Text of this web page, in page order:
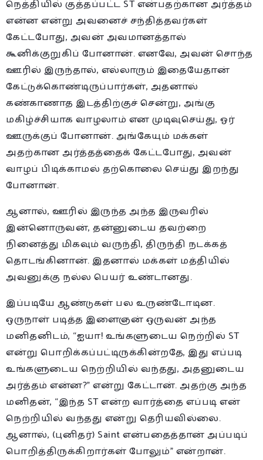
நெத்தியில் குத்தப்பட்ட ST என்பதற்கான அர்த்தம்
என்ன என்று அவனைச் சந்தித்தவர்கள்
கேட்டபோது, அவன் அவமானத்தால்
கூனிக்குறுகிப் போனான். எனவே, அவன் சொந்த
ஊரில் இருந்தால், எல்லாரும் இதையேதான்
கேட்டுக்கொண்டிருப்பார்கள், அதனால்
கண்காணாத இடத்திற்குச் சென்று, அங்கு
மகிழ்ச்சியாக வாழலாம் என முடிவுசெய்து, ஓர்
ஊருக்குப் போனான். அங்கேயும் மக்கள்
அதற்கான அர்த்தத்தைக் கேட்டபோது, அவன்
வாழப் பிடிக்காமல் தற்கொலை செய்து இறந்து
போனான்.
ஆனால், ஊரில் இருந்த அந்த இருவரில்
இன்னொருவன், தன்னுடைய தவற்றை
நினைத்து மிகவும் வருந்தி, திருந்தி நடக்கத்
தொடங்கினான். இதனால் மக்கள் மத்தியில்
அவனுக்கு நல்ல பெயர் உண்டானது.
இப்படியே ஆண்டுகள் பல உருண்டோடின.
ஒருநாள் படித்த இளைஞன் ஒருவன் அந்த
மனிதனிடம், “ஐயா! உங்களுடைய நெற்றில் ST
என்று பொறிக்கப்பட்டிருக்கின்றதே, இது எப்படி
உங்களுடைய நெற்றியில் வந்தது, அதனுடைய
அர்த்தம் என்ன?” என்று கேட்டான். அதற்கு அந்த
மனிதன், “இந்த ST என்ற வார்த்தை எப்படி என்
நெற்றியில் வந்தது என்று தெரியவில்லை.
ஆனால், (புனிதர்) Saint என்பதைத்தான் அப்படிப்
பொறித்திருக்கிறார்கள் போலும்” என்றான்.